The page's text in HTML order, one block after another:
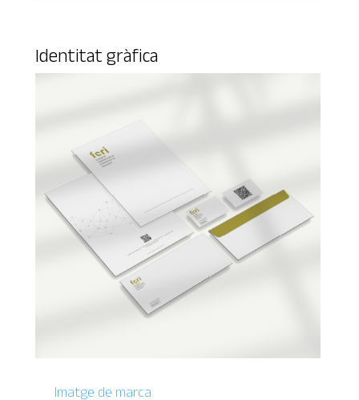
Identitat gràfica
Imatge de marca